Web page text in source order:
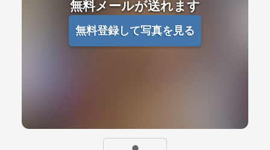
無料メールが送れます
無料登録して写真を見る